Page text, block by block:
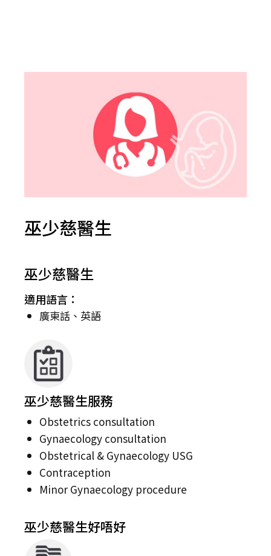
巫少慈醫生
巫少慈醫生
適用語言：
廣東話、英語
巫少慈醫生服務
Obstetrics consultation
Gynaecology consultation
Obstetrical & Gynaecology USG
Contraception
Minor Gynaecology procedure
巫少慈醫生好唔好